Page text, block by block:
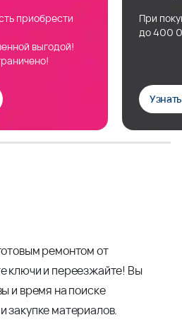
приобрести
выгодой!
При
до 400
ремонтом от
ключи и переезжайте! Вы
и время на поиске
закупке материалов.